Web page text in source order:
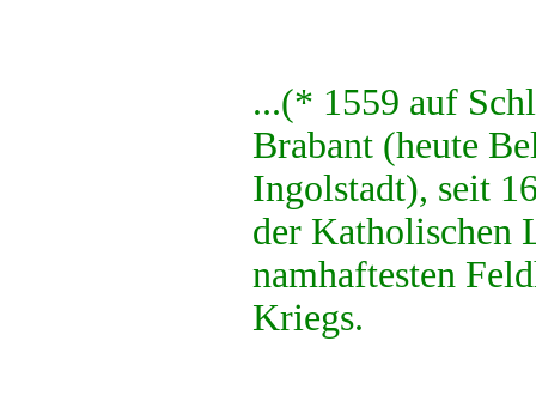
...(* 1559 auf
Brabant (heute
Ingolstadt), seit
der Katholischen
namhaftesten
Kriegs.